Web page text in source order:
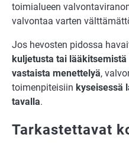
toimialueen
valvontaa varten
Jos hevosten pidossa
kuljetusta tai
vastaista menettelyä,
toimenpiteisiin kyseisessä
tavalla.
Tarkastettavat